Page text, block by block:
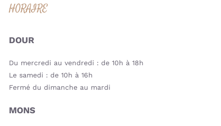
HORAIRE
DOUR
Du mercredi au vendredi : de 10h à 18h
Le samedi : de 10h à 16h
Fermé du dimanche au mardi
MONS